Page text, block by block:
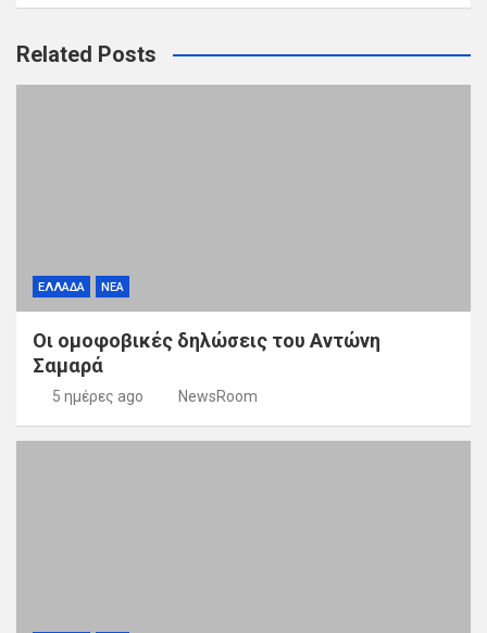
Related Posts
ΕΛΛΑΔΑ ΝΕΑ
Οι ομοφοβικές δηλώσεις του Αντώνη
Σαμαρά
5 ημέρες ago NewsRoom